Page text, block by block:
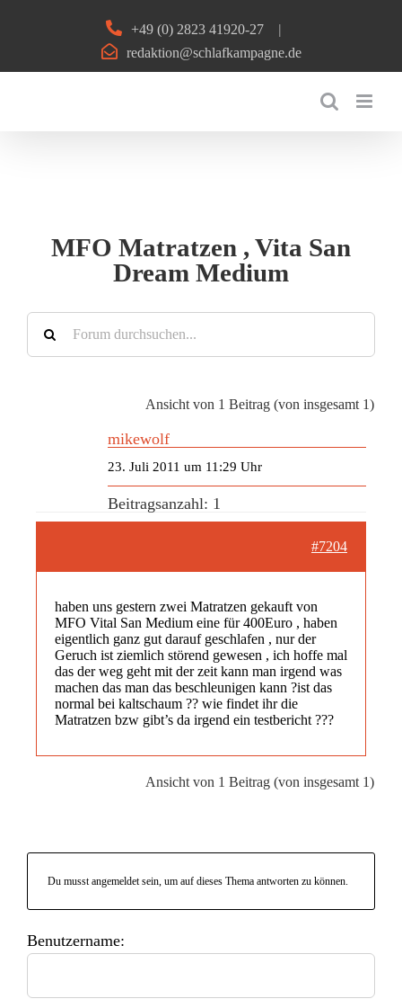
+49 (0) 2823 41920-27
|
redaktion@schlafkampagne.de
MFO Matratzen , Vita San
Dream Medium
Ansicht von 1 Beitrag (von insgesamt 1)
mikewolf
23. Juli 2011 um 11:29 Uhr
Beitragsanzahl: 1
#7204
haben uns gestern zwei Matratzen gekauft von
MFO Vital San Medium eine für 400Euro , haben
eigentlich ganz gut darauf geschlafen , nur der
Geruch ist ziemlich störend gewesen , ich hoffe mal
das der weg geht mit der zeit kann man irgend was
machen das man das beschleunigen kann ?ist das
normal bei kaltschaum ?? wie findet ihr die
Matratzen bzw gibt’s da irgend ein testbericht ???
Ansicht von 1 Beitrag (von insgesamt 1)
Du musst angemeldet sein, um auf dieses Thema antworten zu können.
Benutzername: